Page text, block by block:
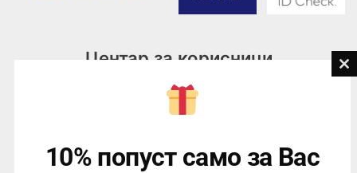
Центар за корисници
076945497; 076945498
contact@loveguru.mk
Саб – Нед: 10-18
10% попуст само за Вас